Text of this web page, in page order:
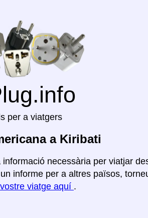
per a viatgers
a Kiribati
necessària per viatjar
informe per a altres països,
viatge aquí .